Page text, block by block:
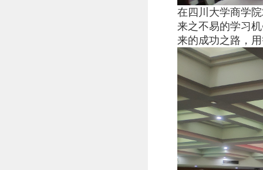
在四川大学商学
来之不易的学习
来的成功之路，